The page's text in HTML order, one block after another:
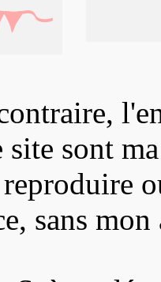
site sont
sans